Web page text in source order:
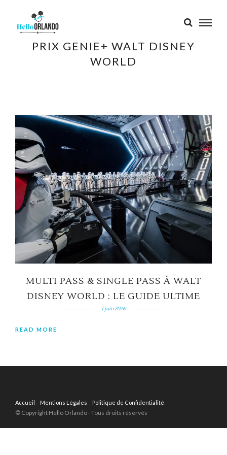
PRIX GENIE+ WALT DISNEY
WORLD
MULTI PASS & SINGLE PASS À WALT
DISNEY WORLD : LE GUIDE ULTIME
1 juin 2026
READ MORE
Accueil Mentions Légales Politique de Confidentialité
© Copyright Hello Orlando - Tous droits réservés